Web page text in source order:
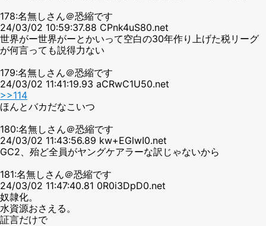
178:名無しさん＠恐縮です
24/03/02 10:59:37.88 CPnk4uS80.net
世界がー世界がーとかいって空白の30年作り上げた税リーグ
が何言っても説得力ない
179:名無しさん＠恐縮です
24/03/02 11:41:19.93 aCRwC1U50.net
>>114
ほんとバカだなこいつ
180:名無しさん＠恐縮です
24/03/02 11:43:56.89 kw+EGlwI0.net
GC2、殆ど全員がヤングケアラーな訳じゃないから
181:名無しさん＠恐縮です
24/03/02 11:47:40.81 0R0i3DpD0.net
奴隷化。
水資源おさえる。
証言だけで